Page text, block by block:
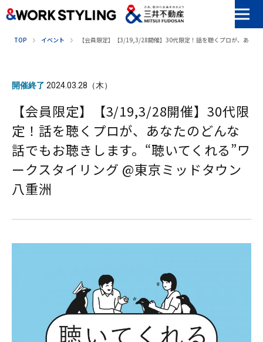
TOP イベント 【会員限定】【3/19,3/28開催】30代限定！話を聴くプロが、あな
開催終了 2024.03.28（木）
【会員限定】【3/19,3/28開催】30代限
定！話を聴くプロが、あなたのどんな
話でもお聴きします。“聴いてくれる”ワ
ークスタイリング @東京ミッドタウン
八重洲